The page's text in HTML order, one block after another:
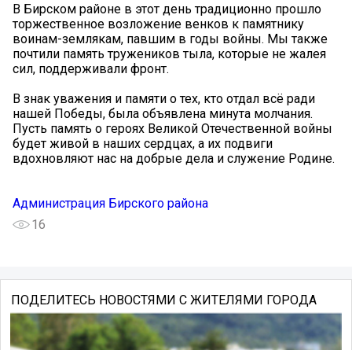
В Бирском районе в этот день традиционно прошло
торжественное возложение венков к памятнику
воинам-землякам, павшим в годы войны. Мы также
почтили память тружеников тыла, которые не жалея
сил, поддерживали фронт.
В знак уважения и памяти о тех, кто отдал всё ради
нашей Победы, была объявлена минута молчания.
Пусть память о героях Великой Отечественной войны
будет живой в наших сердцах, а их подвиги
вдохновляют нас на добрые дела и служение Родине.
Администрация Бирского района
16
ПОДЕЛИТЕСЬ НОВОСТЯМИ С ЖИТЕЛЯМИ ГОРОДА